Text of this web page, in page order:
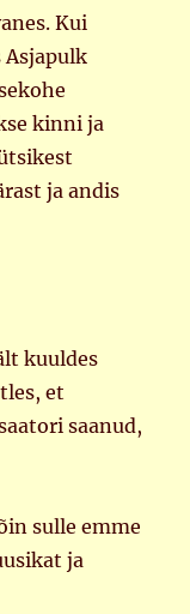
Kui
Asjapulk
kinni ja
ja andis
kuuldes
et
saanud,
sulle emme
ja